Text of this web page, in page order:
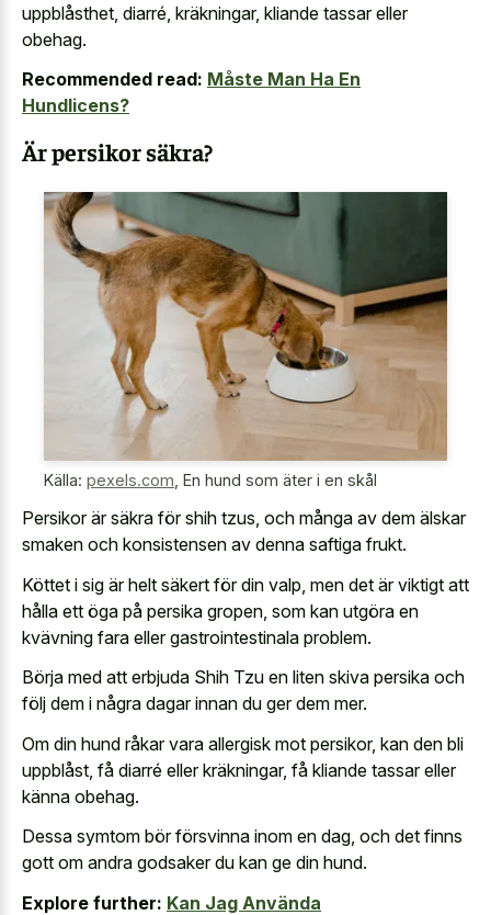
uppblåsthet, diarré, kräkningar, kliande tassar eller
obehag.
Recommended read: Måste Man Ha En
Hundlicens?
Är persikor säkra?
Källa: pexels.com En hund som äter i en skål
Persikor är säkra för shih tzus, och många av dem älskar
smaken och konsistensen av denna saftiga frukt.
Köttet i sig är helt säkert för din valp, men det är viktigt att
hålla ett öga på persika gropen, som kan utgöra en
kvävning fara eller gastrointestinala problem.
Börja med att erbjuda Shih Tzu en liten skiva persika och
följ dem i några dagar innan du ger dem mer.
Om din hund råkar vara allergisk mot persikor, kan den bli
uppblåst, få diarré eller kräkningar, få kliande tassar eller
känna obehag.
Dessa symtom bör försvinna inom en dag, och det finns
gott om andra godsaker du kan ge din hund.
Explore further: Kan Jag Använda